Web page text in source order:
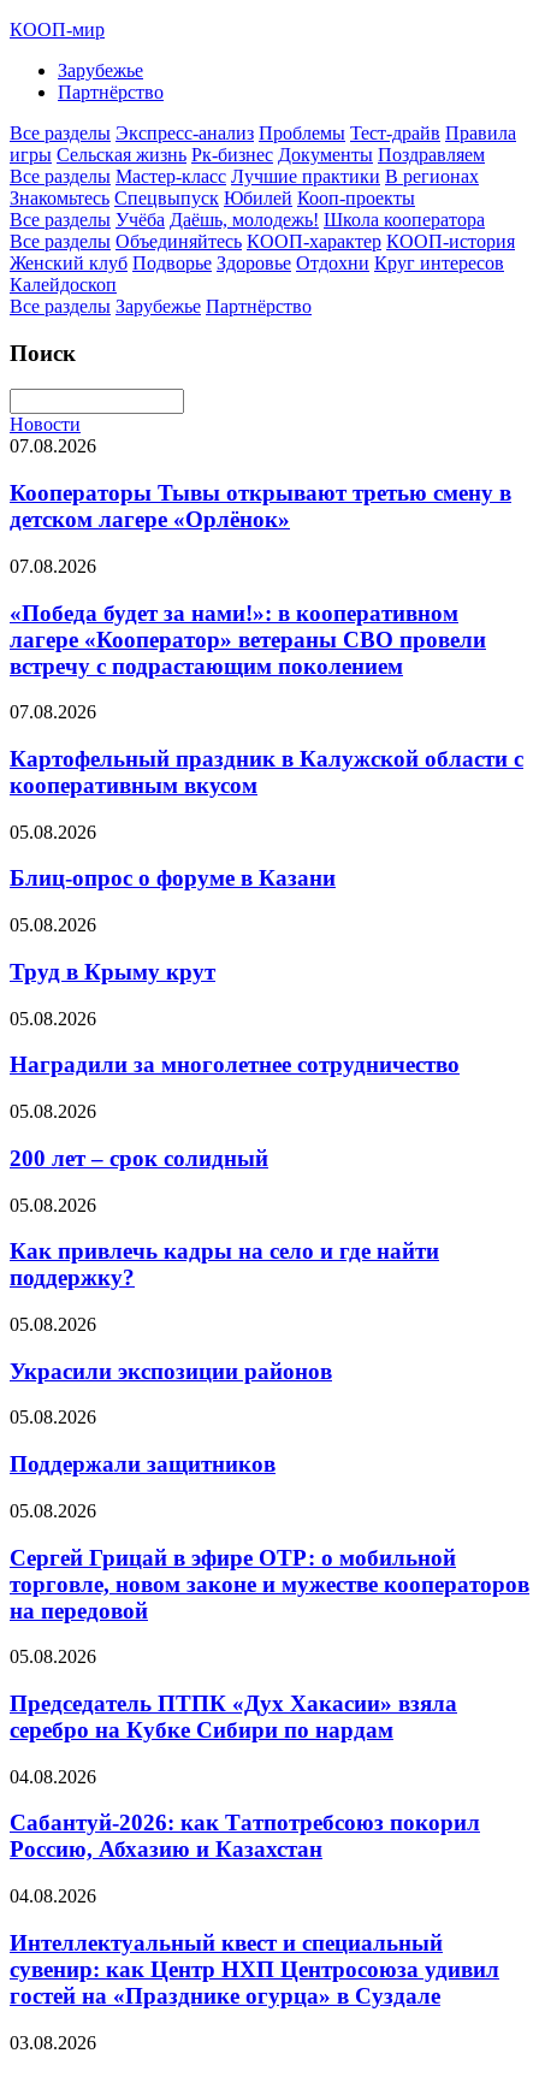
КООП-мир
Зарубежье
Партнёрство
Все разделы Экспресс-анализ Проблемы Тест-драйв Правила
игры Сельская жизнь Рк-бизнес Документы Поздравляем
Все разделы Мастер-класс Лучшие практики В регионах
Знакомьтесь Спецвыпуск Юбилей Кооп-проекты
Все разделы Учёба Даёшь, молодежь! Школа кооператора
Все разделы Объединяйтесь КООП-характер КООП-история
Женский клуб Подворье Здоровье Отдохни Круг интересов
Калейдоскоп
Все разделы Зарубежье Партнёрство
Поиск
Новости
07.08.2026
Кооператоры Тывы открывают третью смену в
детском лагере «Орлёнок»
07.08.2026
«Победа будет за нами!»: в кооперативном
лагере «Кооператор» ветераны СВО провели
встречу с подрастающим поколением
07.08.2026
Картофельный праздник в Калужской области с
кооперативным вкусом
05.08.2026
Блиц-опрос о форуме в Казани
05.08.2026
Труд в Крыму крут
05.08.2026
Наградили за многолетнее сотрудничество
05.08.2026
200 лет – срок солидный
05.08.2026
Как привлечь кадры на село и где найти
поддержку?
05.08.2026
Украсили экспозиции районов
05.08.2026
Поддержали защитников
05.08.2026
Сергей Грицай в эфире ОТР: о мобильной
торговле, новом законе и мужестве кооператоров
на передовой
05.08.2026
Председатель ПТПК «Дух Хакасии» взяла
серебро на Кубке Сибири по нардам
04.08.2026
Сабантуй-2026: как Татпотребсоюз покорил
Россию, Абхазию и Казахстан
04.08.2026
Интеллектуальный квест и специальный
сувенир: как Центр НХП Центросоюза удивил
гостей на «Празднике огурца» в Суздале
03.08.2026